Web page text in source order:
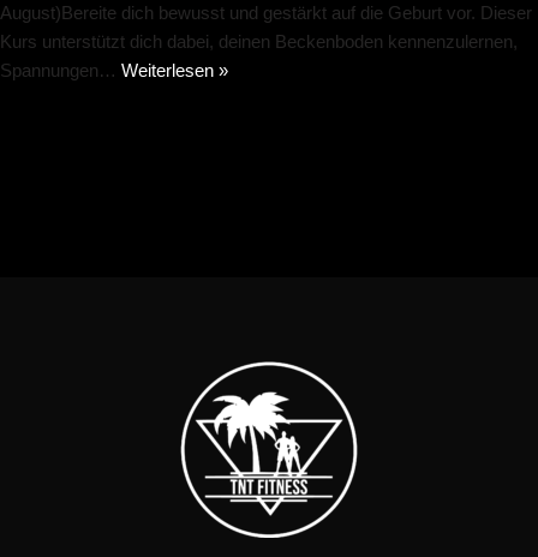
August)Bereite dich bewusst und gestärkt auf die Geburt vor. Dieser
Kurs unterstützt dich dabei, deinen Beckenboden kennenzulernen,
Spannungen… Weiterlesen »